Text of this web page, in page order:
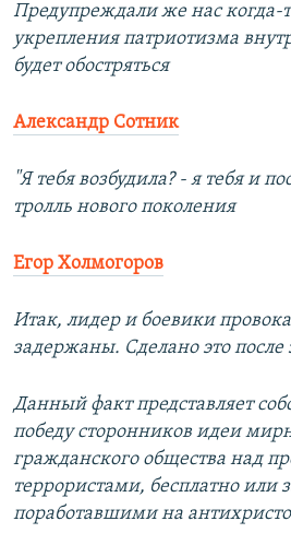
Предупреждали же нас когда-
укрепления патриотизма
будет обостряться
Александр Сотник
"Я тебя возбудила? - я тебя и
тролль нового поколения
Егор Холмогоров
Итак, лидер и боевики
задержаны. Сделано это после
Данный факт представляет
победу сторонников идеи
гражданского общества над
террористами, бесплатно или
поработавшими на